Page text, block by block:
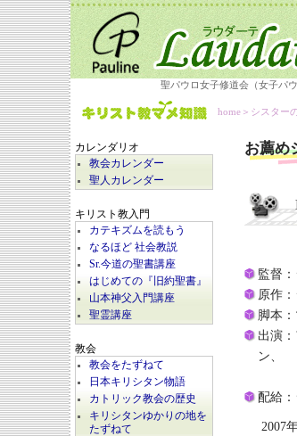
聖パウロ女子修道会（女子パ
カレンダリオ
教会カレンダー
聖人カレンダー
キリスト教入門
カテキズムを読もう
なるほど 社会教説
Sr.今道の聖書講座
はじめての『旧約聖書』
山本神父入門講座
聖霊講座
教会
教会をたずねて
日本キリシタン物語
カトリック教会の歴史
キリシタンゆかりの地を
たずねて
home ＞シスター
お薦め
監督
原作
脚本
出演
ン、
ケイ
配給
2007